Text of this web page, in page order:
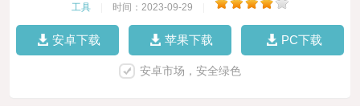
工具 时间：2023-09-29
安卓下载 苹果下载 PC下载
安卓市场，安全绿色